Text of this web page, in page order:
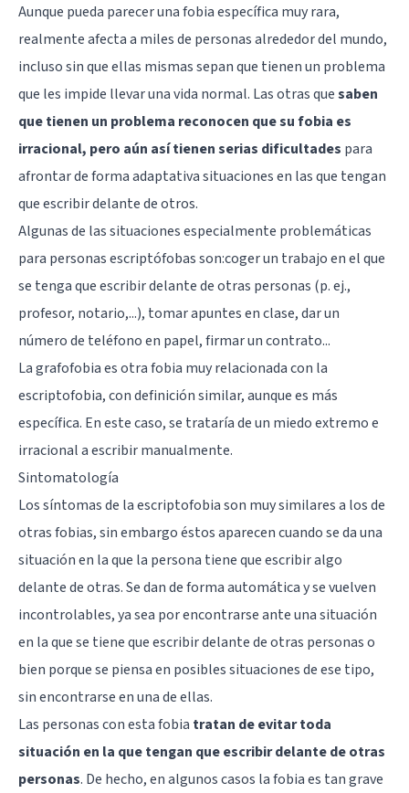
Aunque pueda parecer una fobia específica muy rara,
realmente afecta a miles de personas alrededor del mundo,
incluso sin que ellas mismas sepan que tienen un problema
que les impide llevar una vida normal. Las otras quesaben
que tienen un problema reconocen que su fobia es
irracional, pero aún así tienen serias dificultades para
afrontar de forma adaptativa situaciones en las que tengan
que escribir delante de otros.
Algunas de las situaciones especialmente problemáticas
para personas escriptófobas son:coger un trabajo en el que
se tenga que escribir delante de otras personas (p. ej.,
profesor, notario,...), tomar apuntes en clase, dar un
número de teléfono en papel, firmar un contrato...
La grafofobia es otra fobia muy relacionada con la
escriptofobia, con definición similar, aunque es más
específica. En este caso, se trataría de un miedo extremo e
irracional a escribir manualmente.
Sintomatología
Los síntomas de la escriptofobia son muy similares a los de
otras fobias, sin embargo éstos aparecen cuando se da una
situación en la que la persona tiene que escribir algo
delante de otras. Se dan de forma automática y se vuelven
incontrolables, ya sea por encontrarse ante una situación
en la que se tiene que escribir delante de otras personas o
bien porque se piensa en posibles situaciones de ese tipo,
sin encontrarse en una de ellas.
Las personas con esta fobia tratan de evitar toda
situación en la que tengan que escribir delante de otras
personas. De hecho, en algunos casos la fobia es tan grave